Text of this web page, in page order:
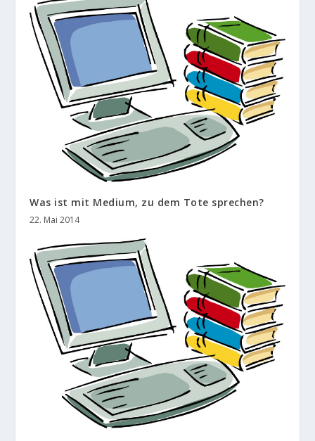
Was ist mit Medium, zu dem Tote sprechen?
22. Mai 2014